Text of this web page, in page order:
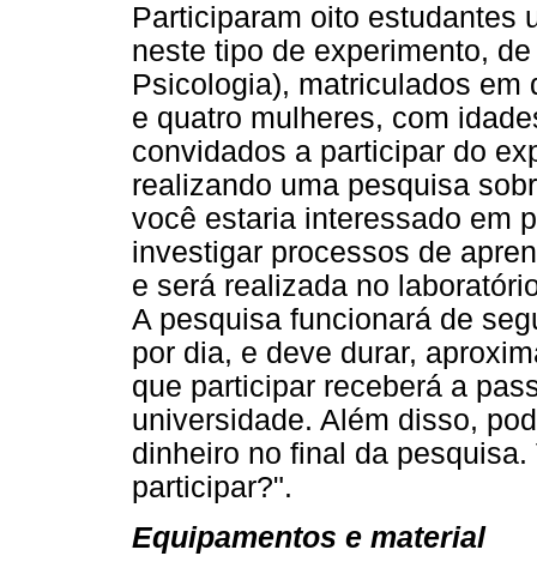
Participaram oito estudantes
neste tipo de experimento,
Psicologia), matriculados em
e quatro mulheres, com
convidados a participar do
realizando uma pesquisa
você estaria interessado em
investigar processos de
e será realizada no
A pesquisa funcionará de
por dia, e deve durar,
que participar receberá a
universidade. Além disso,
dinheiro no final da
participar?".
Equipamentos e material